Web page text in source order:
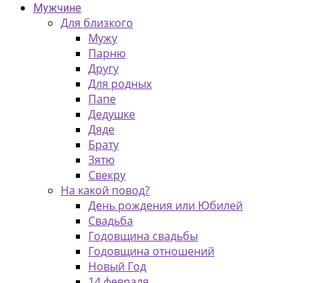
Мужчине
Для близкого
Мужу
Парню
Другу
Для родных
Папе
Дедушке
Дяде
Брату
Зятю
Свекру
На какой повод?
День рождения или Юбилей
Свадьба
Годовщина свадьбы
Годовщина отношений
Новый Год